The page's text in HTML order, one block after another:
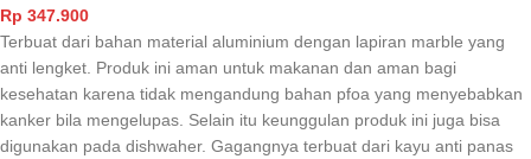
Rp 347.900
Terbuat dari bahan material aluminium dengan lapiran marble yang
anti lengket. Produk ini aman untuk makanan dan aman bagi
kesehatan karena tidak mengandung bahan pfoa yang menyebabkan
kanker bila mengelupas. Selain itu keunggulan produk ini juga bisa
digunakan pada dishwaher. Gagangnya terbuat dari kayu anti panas